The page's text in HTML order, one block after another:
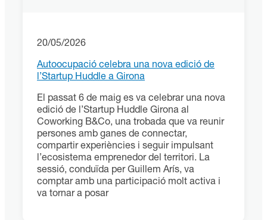
20/05/2026
Autoocupació celebra una nova edició de
l’Startup Huddle a Girona
El passat 6 de maig es va celebrar una nova
edició de l’Startup Huddle Girona al
Coworking B&Co, una trobada que va reunir
persones amb ganes de connectar,
compartir experiències i seguir impulsant
l’ecosistema emprenedor del territori. La
sessió, conduïda per Guillem Arís, va
comptar amb una participació molt activa i
va tornar a posar